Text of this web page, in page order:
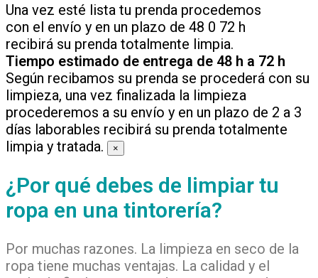
Una vez esté lista tu prenda procedemos
con el envío y en un plazo de 48 0 72 h
recibirá su prenda totalmente limpia.
Tiempo estimado de entrega de 48 h a 72 h
Según recibamos su prenda se procederá con su
limpieza, una vez finalizada la limpieza
procederemos a su envío y en un plazo de 2 a 3
días laborables recibirá su prenda totalmente
limpia y tratada.
×
¿Por qué debes de limpiar tu
ropa en una tintorería?
Por muchas razones. La limpieza en seco de la
ropa tiene muchas ventajas. La calidad y el